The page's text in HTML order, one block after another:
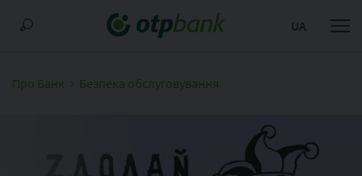
UA
Про Банк Безпека обслуговування